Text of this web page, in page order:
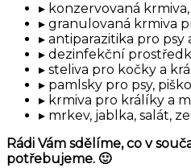
konzervovaná
granulovaná krmiva
antiparazitika pro psy
dezinfekční
steliva pro kočky a
pamlsky pro psy,
krmiva pro králíky a
mrkev, jablka, salát,
Rádi Vám sdělíme, co v
potřebujeme. 🙂